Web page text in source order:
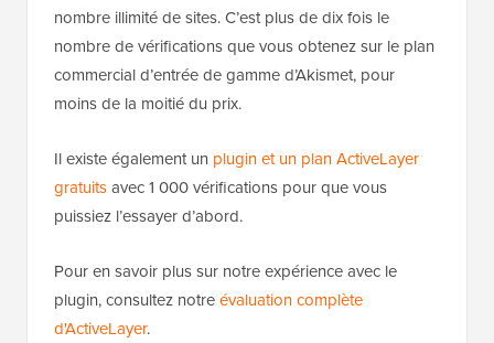
nombre illimité de sites. C’est plus de dix fois le
nombre de vérifications que vous obtenez sur le plan
commercial d’entrée de gamme d’Akismet, pour
moins de la moitié du prix.
Il existe également un plugin et un plan ActiveLayer
gratuitsavec 1 000 vérifications pour que vous
puissiez l’essayer d’abord.
Pour en savoir plus sur notre expérience avec le
plugin, consultez notreévaluation complète
d'ActiveLayer.